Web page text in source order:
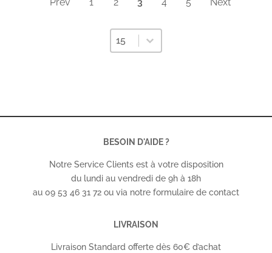
Sélectionnez un nombre par page
15
Sélectionnez un nombre par page
BESOIN D'AIDE ?
Notre Service Clients est à votre disposition
du lundi au vendredi de 9h à 18h
au 09 53 46 31 72 ou via notre formulaire de contact
LIVRAISON
Livraison Standard offerte dès 60€ d’achat